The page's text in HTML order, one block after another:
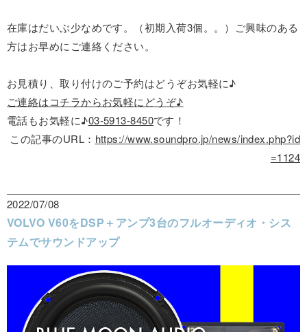
在庫はだいぶ少なめです。（初期入荷3個。。）ご興味のある
方はお早めにご連絡ください。
お見積り、取り付けのご予約はどうぞお気軽に♪
ご連絡はコチラからお気軽にどうぞ♪
電話もお気軽に♪03-5913-8450です！
この記事のURL： https://www.soundpro.jp/news/index.php?id
=1124
2022/07/08
VOLVO V60をDSP＋アンプ3台のフルオーディオ・シス
テムでサウンドアップ